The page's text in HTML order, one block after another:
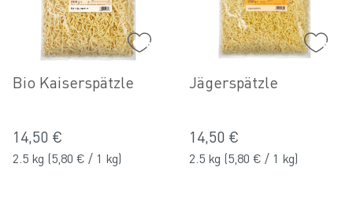
Bio Kaiserspätzle
14,50 €
2.5 kg (5,80 € / 1 kg)
Jägerspätzle
14,50 €
2.5 kg (5,80 € / 1 kg)